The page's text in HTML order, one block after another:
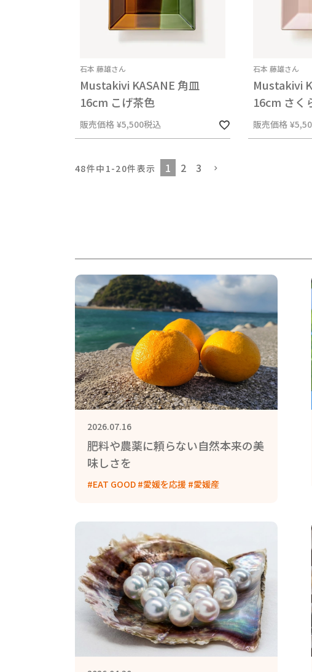
石本 藤雄さん
Mustakivi KASANE 角皿
16cm こげ茶色
販売価格 ¥5,500税込
石本 藤雄さん
Mustakivi
16cm さく
販売価格 ¥
48件中 1-20件表示 1 2 3
2026.07.16
肥料や農薬に頼らない自然本来の美
味しさを
#EAT GOOD #愛媛を応援 #愛媛産